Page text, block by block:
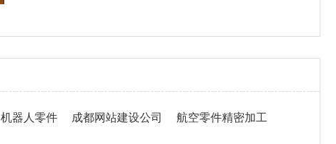
机器人零件 成都网站建设公司
航空零件精密加工